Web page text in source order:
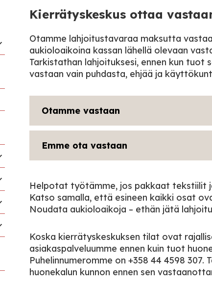
Kierrätyskeskus ottaa
Otamme lahjoitustavaraa maksutta
aukioloaikoina kassan lähellä olevaan
Tarkistathan lahjoituksesi, ennen kun tuot
vastaan vain puhdasta, ehjää ja
Otamme vastaan
Emme ota vastaan
Helpotat työtämme, jos pakkaat tekstiilit
Katso samalla, että esineen kaikki osat
Noudata aukioloaikoja – ethän jätä
Koska kierrätyskeskuksen tilat ovat
asiakaspalveluumme ennen kuin tuot
Puhelinnumeromme on +358 44 4598 307.
huonekalun kunnon ennen sen